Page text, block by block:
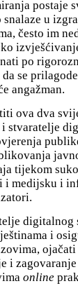
postaje
u
često im
po
se
angažman.
ova dva
stvaratelje
tijekom
i medijsku i
digitalnog
i
i
online